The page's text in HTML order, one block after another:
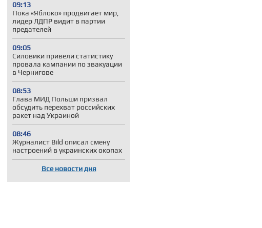
09:13
Пока «Яблоко» продвигает мир,
лидер ЛДПР видит в партии
предателей
09:05
Силовики привели статистику
провала кампании по эвакуации
в Чернигове
08:53
Глава МИД Польши призвал
обсудить перехват российских
ракет над Украиной
08:46
Журналист Bild описал смену
настроений в украинских окопах
Все новости дня